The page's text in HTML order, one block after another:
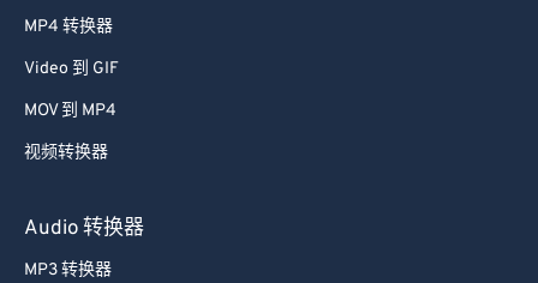
MP4 转换器
Video 到 GIF
MOV 到 MP4
视频转换器
Audio 转换器
MP3 转换器